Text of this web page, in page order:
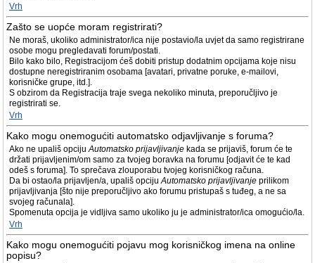
Vrh
Zašto se uopće moram registrirati?
Ne moraš, ukoliko administrator/ica nije postavio/la uvjet da samo registrirane
osobe mogu pregledavati forum/postati.
Bilo kako bilo, Registracijom ćeš dobiti pristup dodatnim opcijama koje nisu
dostupne neregistriranim osobama [avatari, privatne poruke, e-mailovi,
korisničke grupe, itd.].
S obzirom da Registracija traje svega nekoliko minuta, preporučljivo je
registrirati se.
Vrh
Kako mogu onemogućiti automatsko odjavljivanje s foruma?
Ako ne upališ opcijuAutomatsko prijavljivanje kada se prijaviš, forum će te
držati prijavljenim/om samo za tvojeg boravka na forumu [odjavit će te kad
odeš s foruma]. To sprečava zlouporabu tvojeg korisničkog računa.
Da bi ostao/la prijavljen/a, upališ opcijuAutomatsko prijavljivanje prilikom
prijavljivanja [što nije preporučljivo ako forumu pristupaš s tuđeg, a ne sa
svojeg računala].
Spomenuta opcija je vidljiva samo ukoliko ju je administrator/ica omogućio/la.
Vrh
Kako mogu onemogućiti pojavu mog korisničkog imena na online
popisu?